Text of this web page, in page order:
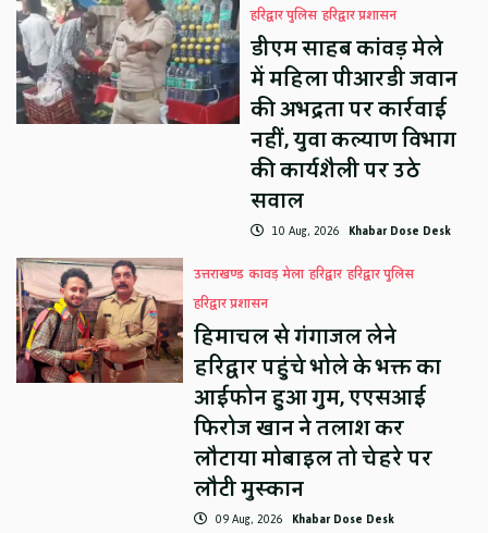
हरिद्वार पुलिस हरिद्वार प्रशासन
डीएम साहब कांवड़ मेले
में महिला पीआरडी जवान
की अभद्रता पर कार्रवाई
नहीं, युवा कल्याण विभाग
की कार्यशैली पर उठे
सवाल
10 Aug, 2026 Khabar Dose Desk
उत्तराखण्ड कावड़ मेला हरिद्वार हरिद्वार पुलिस
हरिद्वार प्रशासन
हिमाचल से गंगाजल लेने
हरिद्वार पहुंचे भोले के भक्त का
आईफोन हुआ गुम, एएसआई
फिरोज खान ने तलाश कर
लौटाया मोबाइल तो चेहरे पर
लौटी मुस्कान
09 Aug, 2026 Khabar Dose Desk